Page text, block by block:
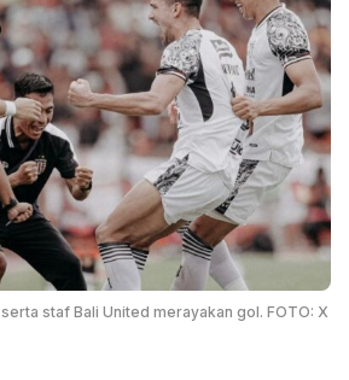
staf Bali United merayakan gol. FOTO: X